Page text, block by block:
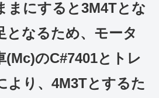
まにすると3M4Tとな
となるため、モータ
(Mc)のC#7401とトレ
より、4M3Tとするた